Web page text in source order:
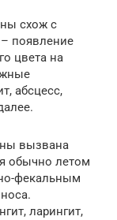
схож с
появление
цвета на
абсцесс,
вызвана
обычно летом
фекальным
ларингит,